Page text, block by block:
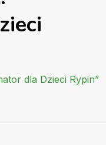
Kurs
dla Dzieci Rypin”